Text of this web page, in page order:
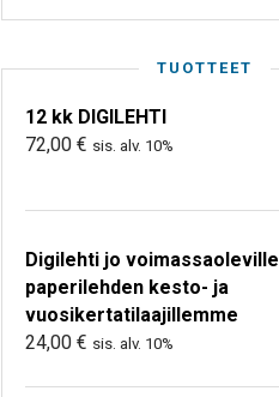
TUOTTEET
12 kk DIGILEHTI
72,00 € sis. alv. 10%
Digilehti jo voimassaoleville
paperilehden kesto- ja
vuosikertatilaajillemme
24,00 € sis. alv. 10%